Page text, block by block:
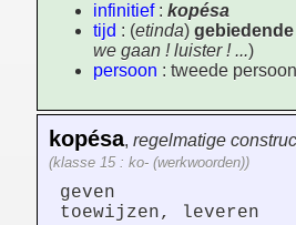
infinitief: kopésa
tijd : (etinda)
we gaan ! luister ! ...)
persoon : tweede
kopésa, regelmatige
(klasse 15 : ko- (werkwoorden))
geven
toewijzen, leveren